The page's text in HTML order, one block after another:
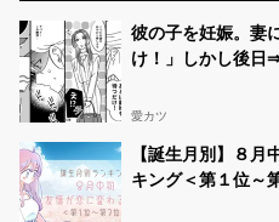
彼の子を妊娠。妻
け！」しかし後日
愛カツ
【誕生月別】８
キング＜第１位～